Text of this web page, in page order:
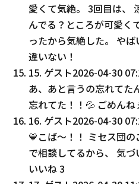
愛くて気絶。 3回目は、
んでる？ところが可愛く
ったから気絶した。 や
違いない！
15. ゲスト2026-04-30
あ、あと言うの忘れてた
忘れてた！！💦 ごめんね
16. ゲスト2026-04-30
💙こば〜！！ ミセス団
で相談してるから、 気づ
いいね3